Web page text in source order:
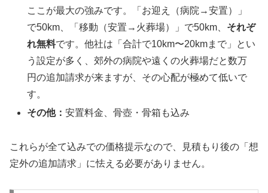
ここが最大の強みです。「お迎え（病院→安置）」
で50km、「移動（安置→火葬場）」で50km、 それぞ
れ無料です。他社は「合計で10km〜20kmまで」とい
う設定が多く、郊外の病院や遠くの火葬場だと数万
円の追加請求が来ますが、その心配が極めて低いで
す。
その他：安置料金、骨壺・骨箱も込み
これらが全て込みでの価格提示なので、見積もり後の「想
定外の追加請求」に怯える必要がありません。